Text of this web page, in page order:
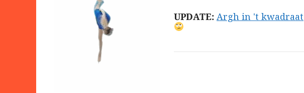
UPDATE: Argh in 't kwadraat